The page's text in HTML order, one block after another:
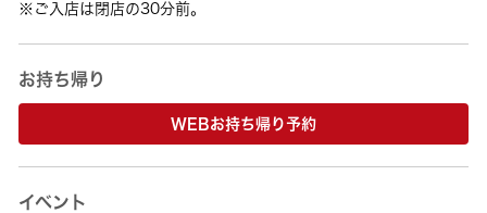
※ご入店は閉店の30分前。
お持ち帰り
WEBお持ち帰り予約
イベント